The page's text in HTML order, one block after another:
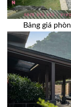
Bảng giá